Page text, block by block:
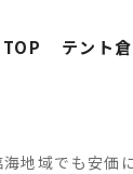
TOP テント
地域でも安